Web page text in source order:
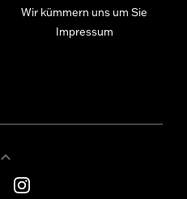
Wir kümmern uns um Sie
Impressum